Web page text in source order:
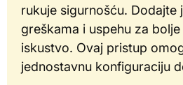
rukuje sigurnošću. Dodajte
greškama i uspehu za
iskustvo. Ovaj pristup
jednostavnu konfiguraciju